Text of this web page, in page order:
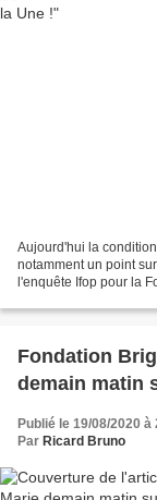
Aujourd'hui la
notamment un point
l'enquête Ifop pour la
Fondation
demain matin
Publié le 19/08/2020 à
Par Ricard Bruno